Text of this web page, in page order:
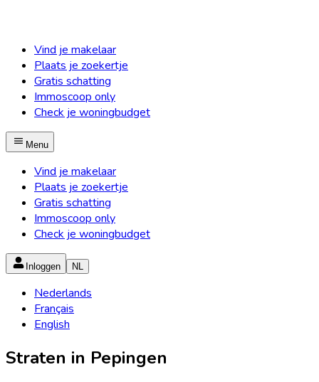
Vind je makelaar
Plaats je zoekertje
Gratis schatting
Immoscoop only
Check je woningbudget
Menu
Vind je makelaar
Plaats je zoekertje
Gratis schatting
Immoscoop only
Check je woningbudget
Inloggen NL
Nederlands
Français
English
Straten in Pepingen